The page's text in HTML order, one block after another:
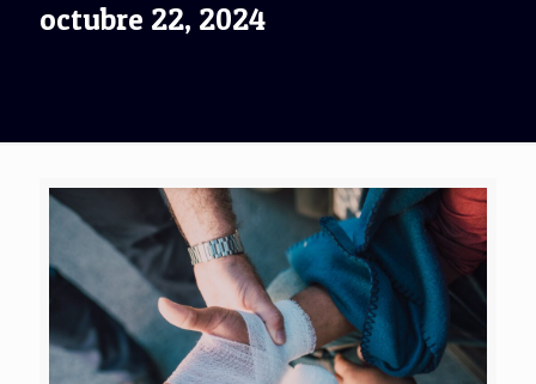
octubre 22, 2024